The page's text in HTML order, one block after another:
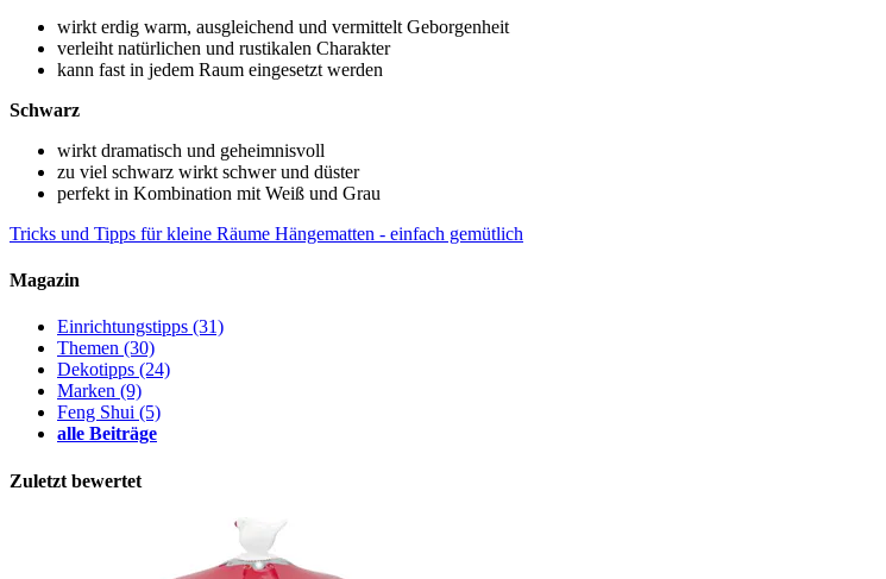
wirkt erdig warm, ausgleichend und vermittelt Geborgenheit
verleiht natürlichen und rustikalen Charakter
kann fast in jedem Raum eingesetzt werden
Schwarz
wirkt dramatisch und geheimnisvoll
zu viel schwarz wirkt schwer und düster
perfekt in Kombination mit Weiß und Grau
Tricks und Tipps für kleine Räume Hängematten - einfach gemütlich
Magazin
Einrichtungstipps (31)
Themen (30)
Dekotipps (24)
Marken (9)
Feng Shui (5)
alle Beiträge
Zuletzt bewertet